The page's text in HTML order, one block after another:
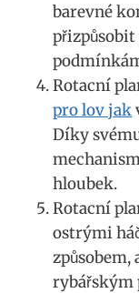
barevné⁤
Rotacní
pro‌ lov jak
⁢Díky
hloubek.
Rotacní
ostrými⁢
způsobem,
rybářským